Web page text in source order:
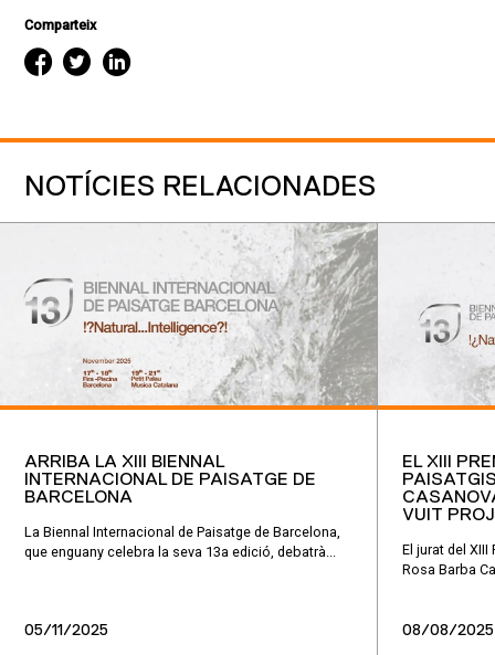
Comparteix
NOTÍCIES RELACIONADES
ARRIBA LA XIII BIENNAL
INTERNACIONAL DE PAISATGE DE
BARCELONA
La Biennal Internacional de Paisatge de Barcelona,
que enguany celebra la seva 13a edició, debatrà...
05/11/2025
EL XIII
VUIT
El jurat del
Rosa Barba
08/08/2025